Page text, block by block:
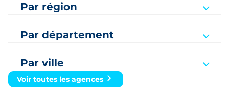
Par région
Bourgogne-Franche-Comté
Bretagne
Grand Est
Par département
Aisne
Allier
Par ville
Amiens
Voir toutes les agences